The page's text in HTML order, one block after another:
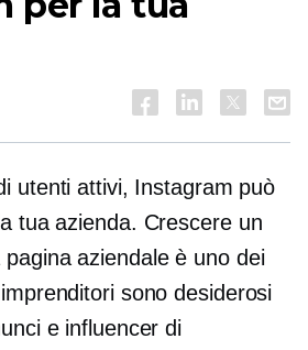
utenti attivi, Instagram può
tua azienda. Crescere un
aziendale è uno dei
sono desiderosi
e influencer di